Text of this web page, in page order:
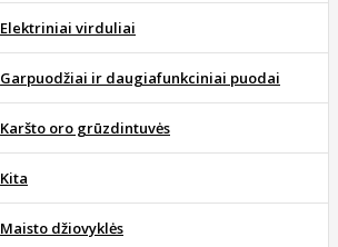
Elektriniai virduliai
Garpuodžiai ir daugiafunkciniai puodai
Karšto oro grūzdintuvės
Kita
Maisto džiovyklės